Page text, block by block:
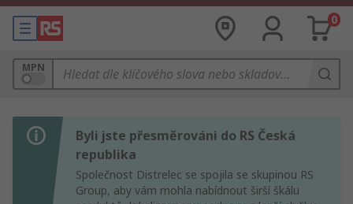
0
MPN
Byli jste přesměrováni do RS Česká
republika
Společnost Distrelec se spojila se skupinou RS
Group, aby vám mohla nabídnout širší škálu